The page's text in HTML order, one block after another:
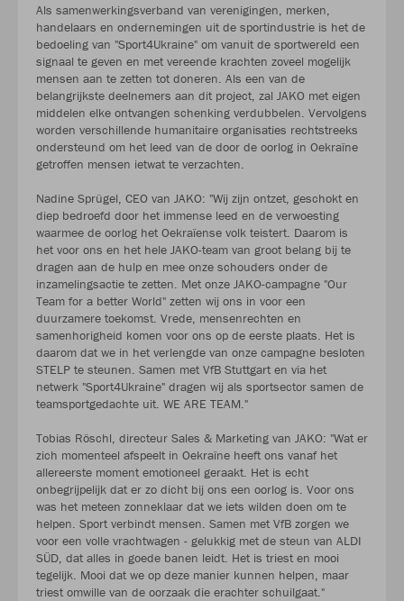
Als samenwerkingsverband van verenigingen, merken,
handelaars en ondernemingen uit de sportindustrie is het de
bedoeling van "Sport4Ukraine" om vanuit de sportwereld een
signaal te geven en met vereende krachten zoveel mogelijk
mensen aan te zetten tot doneren. Als een van de
belangrijkste deelnemers aan dit project, zal JAKO met eigen
middelen elke ontvangen schenking verdubbelen. Vervolgens
worden verschillende humanitaire organisaties rechtstreeks
ondersteund om het leed van de door de oorlog in Oekraïne
getroffen mensen ietwat te verzachten.
Nadine Sprügel, CEO van JAKO: "Wij zijn ontzet, geschokt en
diep bedroefd door het immense leed en de verwoesting
waarmee de oorlog het Oekraïense volk teistert. Daarom is
het voor ons en het hele JAKO-team van groot belang bij te
dragen aan de hulp en mee onze schouders onder de
inzamelingsactie te zetten. Met onze JAKO-campagne "Our
Team for a better World" zetten wij ons in voor een
duurzamere toekomst. Vrede, mensenrechten en
samenhorigheid komen voor ons op de eerste plaats. Het is
daarom dat we in het verlengde van onze campagne besloten
STELP te steunen. Samen met VfB Stuttgart en via het
netwerk "Sport4Ukraine" dragen wij als sportsector samen de
teamsportgedachte uit. WE ARE TEAM."
Tobias Röschl, directeur Sales & Marketing van JAKO: "Wat er
zich momenteel afspeelt in Oekraïne heeft ons vanaf het
allereerste moment emotioneel geraakt. Het is echt
onbegrijpelijk dat er zo dicht bij ons een oorlog is. Voor ons
was het meteen zonneklaar dat we iets wilden doen om te
helpen. Sport verbindt mensen. Samen met VfB zorgen we
voor een volle vrachtwagen - gelukkig met de steun van ALDI
SÜD, dat alles in goede banen leidt. Het is triest en mooi
tegelijk. Mooi dat we op deze manier kunnen helpen, maar
triest omwille van de oorzaak die erachter schuilgaat."